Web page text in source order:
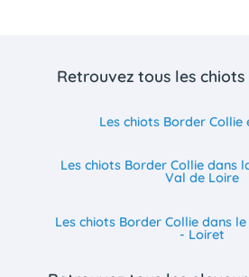
Retrouvez tous les
Les chiots Border Collie
Les chiots Border Collie dans
Val de Loire
Les chiots Border Collie dans
- Loiret